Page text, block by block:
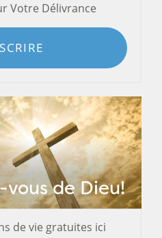
Votre Délivrance
de Dieu!
de vie gratuites ici